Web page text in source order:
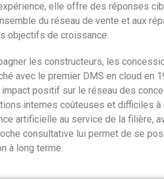
elle offre des réponses
du réseau de vente et aux
objectifs de croissance.
les constructeurs, les
avec le premier DMS en cloud
impact positif sur le réseau des
internes coûteuses et difficiles
artificielle au service de la filière,
consultative lui permet de se
à long terme.